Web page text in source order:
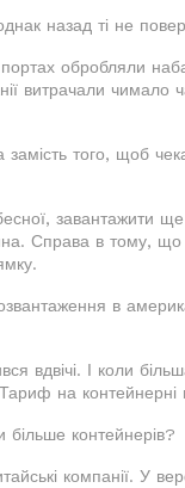
назад ті не
обробляли
витрачали чимало
того, щоб
завантажити
Справа в тому, що
в
вдвічі. І коли
на контейнерні
більше контейнерів?
компанії. У